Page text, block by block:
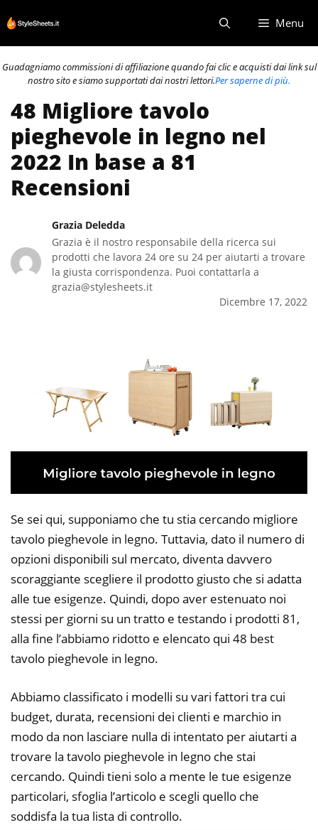
al
contenuto
Menu
Guadagniamo commissioni di affiliazione quando fai clic e acquisti dai link sul
nostro sito e siamo supportati dai nostri lettori.Per saperne di più.
48 Migliore tavolo
pieghevole in legno nel
2022 In base a 81
Recensioni
Grazia Deledda
Grazia è il nostro responsabile della ricerca sui
prodotti che lavora 24 ore su 24 per aiutarti a trovare
la giusta corrispondenza. Puoi contattarla a
grazia@stylesheets.it
Dicembre 17, 2022
Se sei qui, supponiamo che tu stia cercando migliore
tavolo pieghevole in legno. Tuttavia, dato il numero di
opzioni disponibili sul mercato, diventa davvero
scoraggiante scegliere il prodotto giusto che si adatta
alle tue esigenze. Quindi, dopo aver estenuato noi
stessi per giorni su un tratto e testando i prodotti 81,
alla fine l’abbiamo ridotto e elencato qui 48 best
tavolo pieghevole in legno.
Abbiamo classificato i modelli su vari fattori tra cui
budget, durata, recensioni dei clienti e marchio in
modo da non lasciare nulla di intentato per aiutarti a
trovare la tavolo pieghevole in legno che stai
cercando. Quindi tieni solo a mente le tue esigenze
particolari, sfoglia l’articolo e scegli quello che
soddisfa la tua lista di controllo.